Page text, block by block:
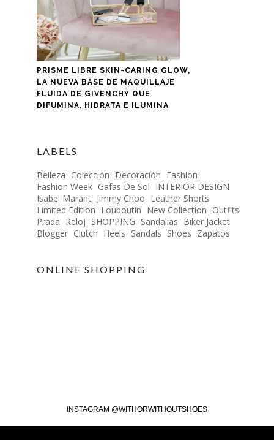
PRISME LIBRE SKIN-CARING GLOW,
LA NUEVA BASE DE MAQUILLAJE
FLUIDA DE GIVENCHY QUE
DIFUMINA, HIDRATA E ILUMINA
LABELS
Belleza Colección Decoración Fashion
Fashion Week Gafas De Sol INTERIOR DESIGN
Isabel Marant Jimmy Choo Leather Shorts
Limited Edition Louboutin New Collection Outfits
Prada Reloj SHOPPING Sandalias Biker Jacket
Blogger Clutch Heels Sandals Shoes Zapatos
ONLINE SHOPPING
INSTAGRAM @WITHORWITHOUTSHOES